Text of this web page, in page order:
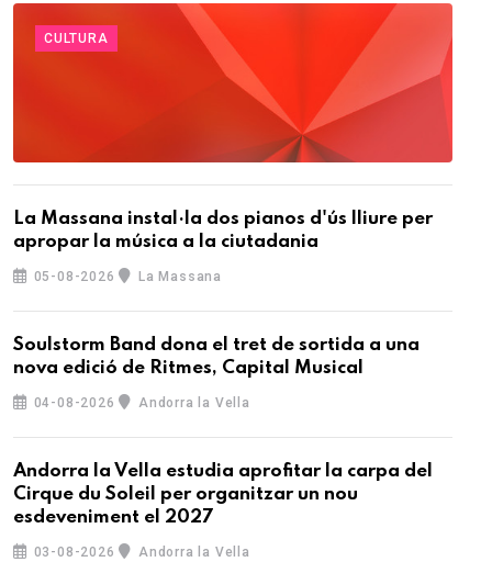
CULTURA
La Massana instal·la dos pianos d'ús lliure per
apropar la música a la ciutadania
05-08-2026 La Massana
Soulstorm Band dona el tret de sortida a una
nova edició de Ritmes, Capital Musical
04-08-2026 Andorra la Vella
Andorra la Vella estudia aprofitar la carpa del
Cirque du Soleil per organitzar un nou
esdeveniment el 2027
03-08-2026 Andorra la Vella